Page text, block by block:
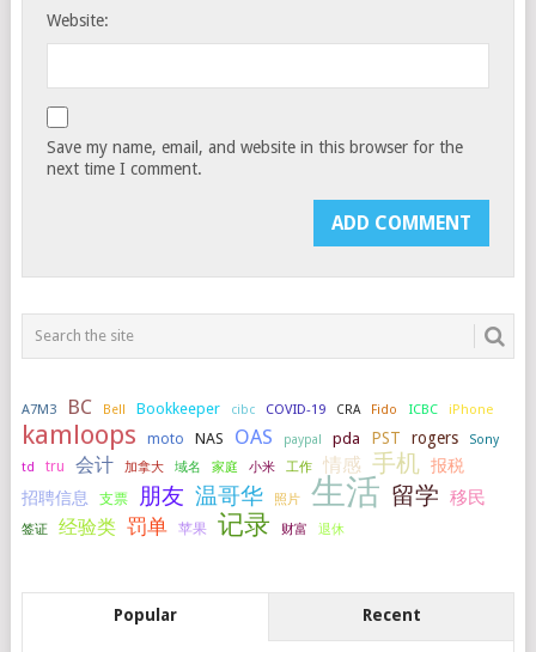
Website:
Save my name, email, and website in this browser for the
next time I comment.
A7M3 BC Bell Bookkeeper cibc COVID-19 CRA Fido ICBC iPhone
kamloops moto NAS OAS paypal pda PST rogers
Sony
td
tru 会计 加拿大 域名 家庭 小米 工作 情感 手机 报税
招聘信息
支票 朋友 温哥华 照片 生活 留学 移民
签证 经验类 罚单 苹果 记录 财富 退休
Popular Recent